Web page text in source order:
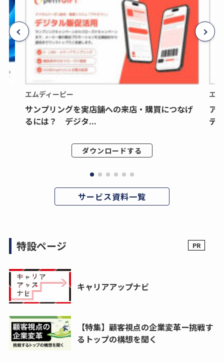
エムディーピー
サンプリングを実店舗への来店・購買につなげ
るには？ デジタ...
ダウンロードする
エ
ア
デ
サービス資料一覧
特設ページ
キャリアアップナビ
【特集】顧客視点の企業変革ー挑戦す
るトップの構想を聞く